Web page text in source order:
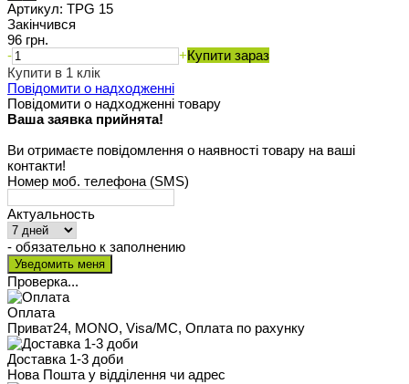
Артикул: TPG 15
Закінчився
96 грн.
-
+Купити зараз
Купити в 1 клік
Повідомити о надходженні
Повідомити о надходженні товару
Ваша заявка прийнята!
Ви отримаєте повідомлення о наявності товару на ваші
контакти!
Номер моб. телефона (SMS)
Актуальность
- обязательно к заполнению
Проверка...
Оплата
Приват24, MONO, Visa/MC, Оплата по рахунку
Доставка 1-3 доби
Нова Пошта у відділення чи адрес